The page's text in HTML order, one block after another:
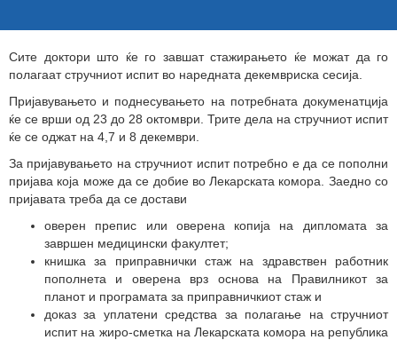
Сите доктори што ќе го завшат стажирањето ќе можат да го
полагаат стручниот испит во наредната декемвриска сесија.
Пријавувањето и поднесувањето на потребната докуменатција
ќе се врши од 23 до 28 октомври. Трите дела на стручниот испит
ќе се оджат на 4,7 и 8 декември.
За пријавувањето на стручниот испит потребно е да се пополни
пријава која може да се добие во Лекарската комора. Заедно со
пријавата треба да се достави
оверен препис или оверена копија на дипломата за
завршен медицински факултет;
книшка за приправнички стаж на здравствен работник
пополнета и оверена врз основа на Правилникот за
планот и програмата за приправничкиот стаж и
доказ за уплатени средства за полагање на стручниот
испит на жиро-сметка на Лекарската комора на република